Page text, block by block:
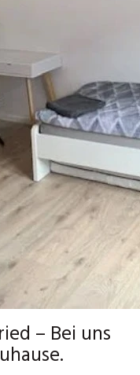
– Bei uns